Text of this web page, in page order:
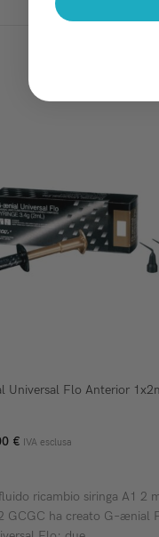
Universal Flo Anterior
€ IVA esclusa
ricambio siringa A1 2
GCGC ha creato G–ænial